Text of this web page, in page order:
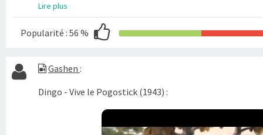
Lire plus
Popularité : 56 %
Gashen :
Dingo - Vive le Pogostick (1943) :